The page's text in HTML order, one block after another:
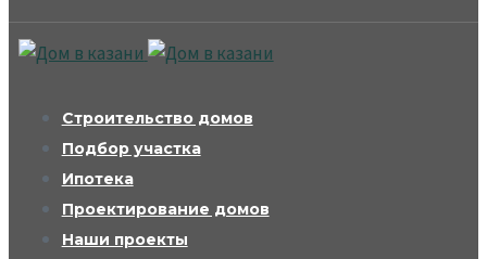
Строительство домов
Подбор участка
Ипотека
Проектирование домов
Наши проекты